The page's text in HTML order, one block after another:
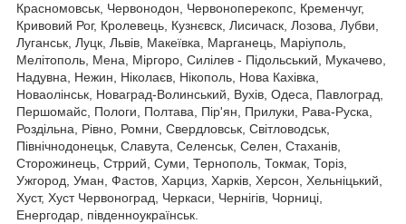
Красномовськ, Червонодон, Червоноперекопс, Кременчуг,
Кривовий Рог, Кролевець, Кузнєвск, Лисичаск, Лозова, Лубви,
Луганськ, Луцк, Львів, Макеївка, Марганець, Маріуполь,
Мелітополь, Мена, Міргоро, Силілев - Підольський, Мукачево,
Надувна, Нежин, Ніколаєв, Нікополь, Нова Кахівка,
Новаолінськ, Новаград-Волинський, Вухів, Одеса, Павлоград,
Першомайс, Пологи, Полтава, Пір'ян, Прилуки, Рава-Руска,
Роздільна, Рівно, Ромни, Свердловськ, Світловодськ,
Північнодонецьк, Славута, Селенськ, Селен, Стаханів,
Сторожинець, Стррий, Суми, Тернополь, Токмак, Торіз,
Ужгород, Уман, Фастов, Харциз, Харків, Херсон, Хельніцький,
Хуст, Хуст Червоноград, Черкаси, Чернігів, Чорниці,
Енергодар, південноукраїнськ.